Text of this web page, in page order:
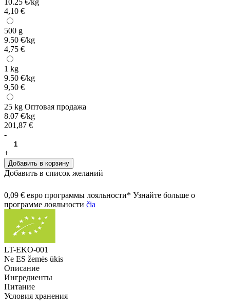
4,10 €
500 g
9.50 €/kg
4,75 €
1 kg
9.50 €/kg
9,50 €
25 kg Оптовая продажа
8.07 €/kg
201,87 €
-
+
Добавить в корзину
Добавить в список желаний
0,09 € евро программы лояльности* Узнайте больше о
программе лояльности čia
LT-EKO-001
Ne ES žemės ūkis
Описание
Ингредиенты
Питание
Условия хранения